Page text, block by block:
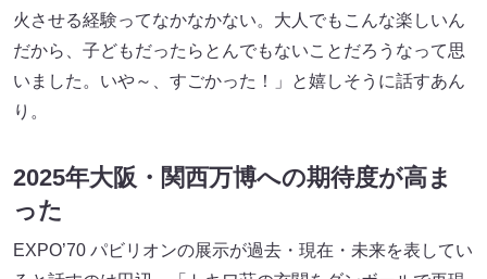
火させる経験ってなかなかない。大人でもこんな楽しいん
だから、子どもだったらとんでもないことだろうなって思
いました。いや～、すごかった！」と嬉しそうに話すあん
り。
2025年大阪・関西万博への期待度が高ま
った
EXPO’70 パビリオンの展示が過去・現在・未来を表してい